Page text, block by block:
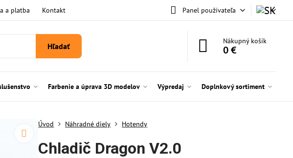
a platba Kontakt Panel používateľa
Hľadať
Nákupný košík
0 €
Farbenie a úprava 3D modelov Výpredaj Doplnkový sortiment
Úvod Náhradné diely Hotendy
Chladič Dragon V2.0